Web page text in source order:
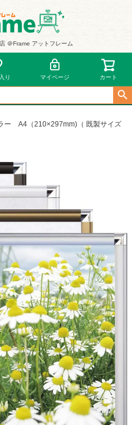
＠Frame アットフレーム
り マイページ カート
ー A4（210×297mm)（ 既製サイズ